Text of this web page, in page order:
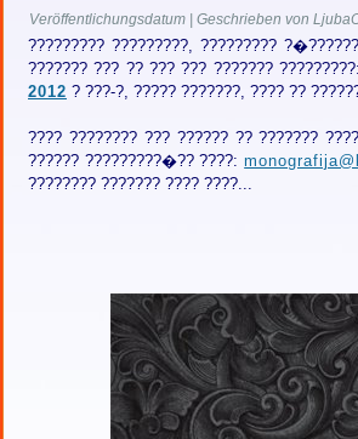
Veröffentlichungsdatum | Geschrieben von
????????? ?????????, ?????????
??????? ??? ?? ??? ??? ???????
2012 ? ???-?, ????? ???????, ???? ??
???? ???????? ??? ?????? ?? ???????
?????? ?????????�?? ????:
???????? ??????? ???? ????...